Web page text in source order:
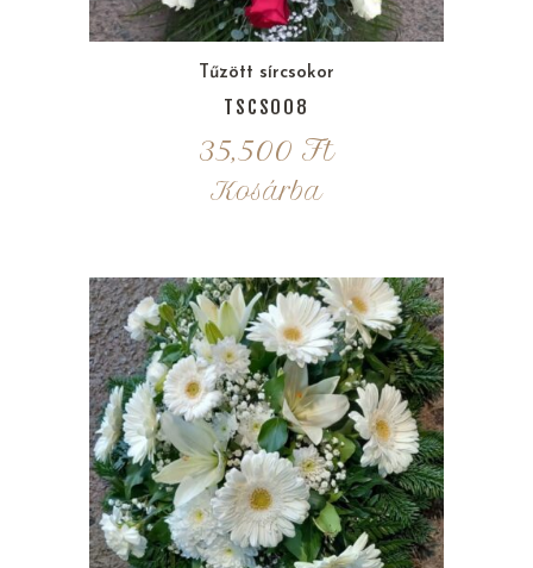
Tűzött sírcsokor
TSCS008
35,500 Ft
Kosárba